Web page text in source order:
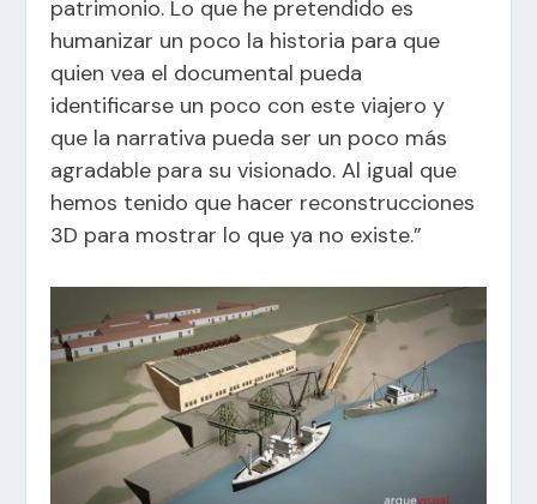
patrimonio. Lo que he pretendido es
humanizar un poco la historia para que
quien vea el documental pueda
identificarse un poco con este viajero y
que la narrativa pueda ser un poco más
agradable para su visionado. Al igual que
hemos tenido que hacer reconstrucciones
3D para mostrar lo que ya no existe.”